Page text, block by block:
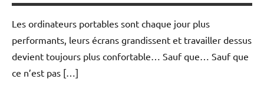
Les ordinateurs portables sont chaque jour plus
performants, leurs écrans grandissent et travailler dessus
devient toujours plus confortable… Sauf que… Sauf que
ce n’est pas […]